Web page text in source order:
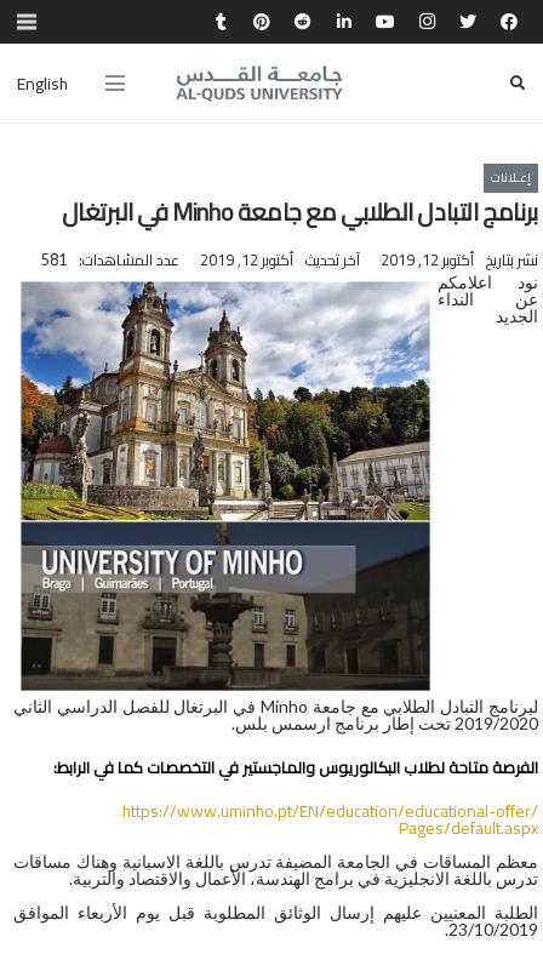
English
إعـلانات
برنامج التبادل الطلابي مع جامعة Minho في البرتغال
نشر بتاريخ أكتوبر 12, 2019 آخر تحديث أكتوبر 12, 2019 عدد المشاهدات: 581
نود اعلامكم
عن النداء
الجديد
لبرنامج التبادل الطلابي مع جامعة Minho في البرتغال للفصل الدراسي الثاني
2019/2020 تحت إطار برنامج ارسمس بلس.
الفرصة متاحة لطلاب البكالوريوس والماجستير في التخصصات كما في الرابط:
https://www.uminho.pt/EN/education/educational-offer/
Pages/default.aspx
معظم المساقات في الجامعة المضيفة تدرس باللغة الاسبانية وهناك مساقات
تدرس باللغة الانجليزية في برامج الهندسة، الأعمال والاقتصاد والتربية.
الطلبة المعنيين عليهم إرسال الوثائق المطلوبة قبل يوم الأربعاء الموافق
23/10/2019.